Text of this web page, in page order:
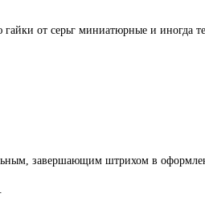
от серьг миниатюрные и иногда
завершающим штрихом в